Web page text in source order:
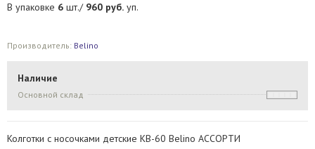
В упаковке 6 шт./ 960 руб. уп.
Производитель: Belino
Наличие
Основной склад
Колготки c носочками детские KB-60 Belino АССОРТИ